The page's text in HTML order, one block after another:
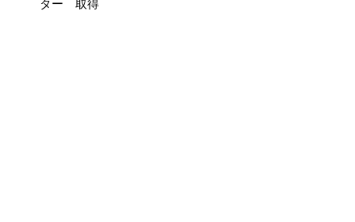
ター 取得